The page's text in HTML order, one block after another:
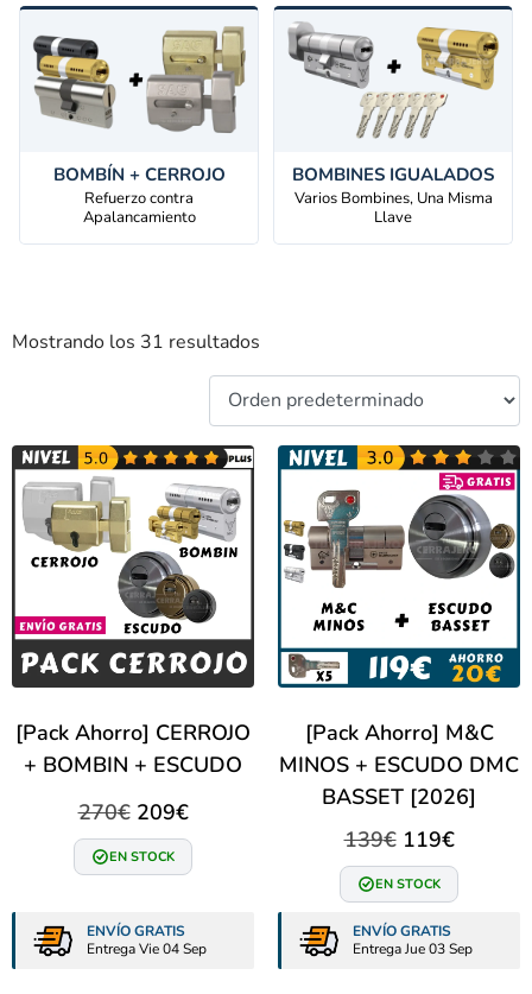
BOMBÍN + CERROJO
Refuerzo contra
Apalancamiento
BOMBINES IGUALADOS
Varios Bombines, Una Misma
Llave
Mostrando los 31 resultados
[Pack Ahorro] CERROJO
+ BOMBIN + ESCUDO
270€ 209€
EN STOCK
ENVÍO GRATIS
Entrega Vie 04 Sep
[Pack Ahorro] M&C
MINOS + ESCUDO DMC
BASSET [2026]
139€ 119€
EN STOCK
ENVÍO GRATIS
Entrega Jue 03 Sep